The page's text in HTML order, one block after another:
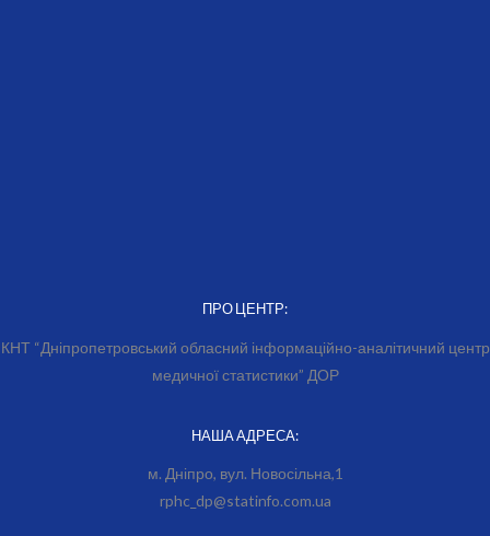
ПРО ЦЕНТР:
КНТ “Дніпропетровський обласний інформаційно-аналітичний центр
медичної статистики” ДОР
НАША АДРЕСА:
м. Дніпро, вул. Новосільна,1
rphc_dp@statinfo.com.ua